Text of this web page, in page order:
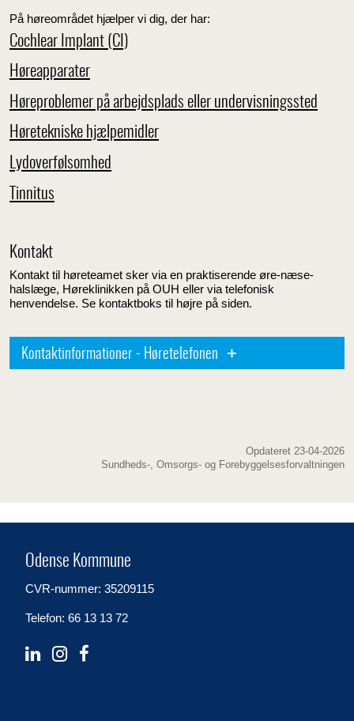
På høreområdet hjælper vi dig, der har:
Cochlear Implant (CI)
Høreapparater
Høreproblemer på arbejdsplads eller undervisningssted
Høretekniske hjælpemidler
Lydoverfølsomhed
Tinnitus
Kontakt
Kontakt til høreteamet sker via en praktiserende øre-næse-
halslæge, Høreklinikken på OUH eller via telefonisk
henvendelse. Se kontaktboks til højre på siden.
Kontaktinformationer - Høretelefonen
Opdateret 23-04-2026
Sundheds-, Omsorgs- og Forebyggelsesforvaltningen
Odense Kommune
CVR-nummer: 35209115
Telefon: 66 13 13 72